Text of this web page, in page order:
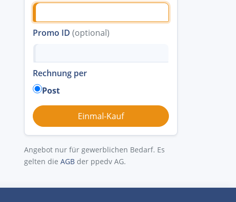
Promo ID (optional)
Rechnung per
Post
Angebot nur für gewerblichen Bedarf. Es
gelten die AGB der ppedv AG.